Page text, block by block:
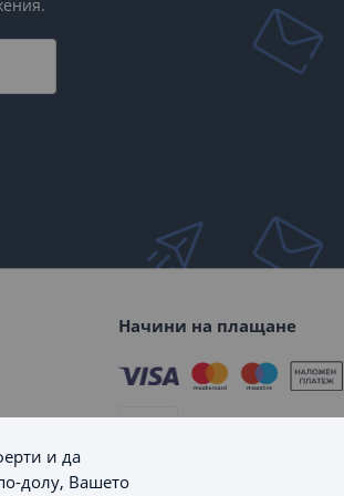
Начини на плащане
и да
долу, Вашето